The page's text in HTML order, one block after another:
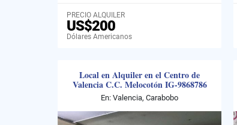
PRECIO ALQUILER
US$200
Dólares Americanos
Local en Alquiler en el Centro de
Valencia C.C. Melocotón IG-9868786
En: Valencia, Carabobo